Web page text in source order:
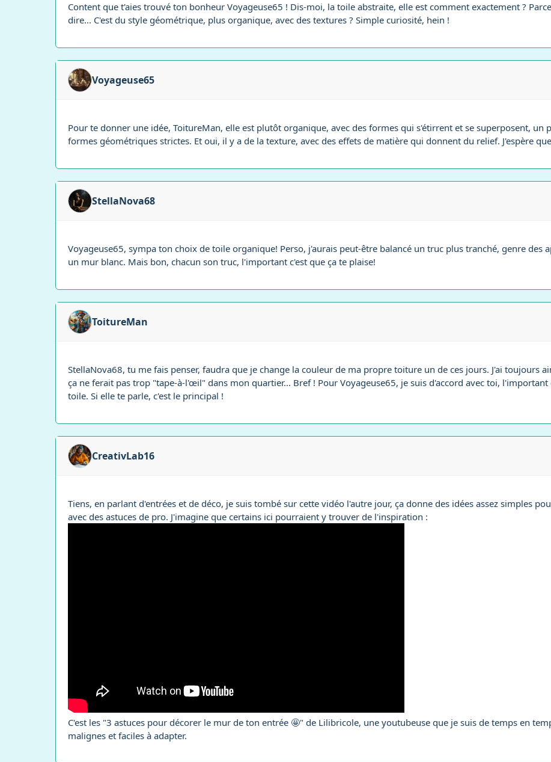
Content que t'aies trouvé ton bonheur Voyageuse65 ! Dis-moi, la toile abstraite, elle est comment exactement ?
dire... C'est du style géométrique, plus organique, avec des textures ? Simple curiosité, hein !
Voyageuse65
Pour te donner une idée, ToitureMan, elle est plutôt organique, avec des formes qui s'étirrent et se superposent, un
formes géométriques strictes. Et oui, il y a de la texture, avec des effets de matière qui donnent du relief. J'espère
StellaNova68
Voyageuse65, sympa ton choix de toile organique! Perso, j'aurais peut-être balancé un truc plus tranché, genre des
un mur blanc. Mais bon, chacun son truc, l'important c'est que ça te plaise!
ToitureMan
StellaNova68, tu me fais penser, faudra que je change la couleur de ma propre toiture un de ces jours. J'ai toujours
ça ne ferait pas trop "tape-à-l'œil" dans mon quartier... Bref ! Pour Voyageuse65, je suis d'accord avec toi, l'important
toile. Si elle te parle, c'est le principal !
CreativLab16
Tiens, en parlant d'entrées et de déco, je suis tombé sur cette vidéo l'autre jour, ça donne des idées assez simples
avec des astuces de pro. J'imagine que certains ici pourraient y trouver de l'inspiration :
C'est les "3 astuces pour décorer le mur de ton entrée 🤩" de Lilibricole, une youtubeuse que je suis de temps en
malignes et faciles à adapter.